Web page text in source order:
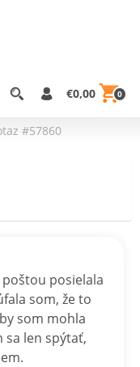
€0,00 0
#57860
posielala
som, že to
som mohla
sa len spýtať,